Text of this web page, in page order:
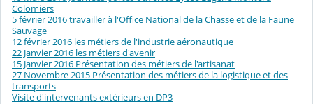
Colomiers
5 février 2016 travailler à l'Office National de la Chasse et de la Faune
Sauvage
12 février 2016 les métiers de l'industrie aéronautique
22 Janvier 2016 les métiers d'avenir
15 Janvier 2016 Présentation des métiers de l'artisanat
27 Novembre 2015 Présentation des métiers de la logistique et des
transports
Visite d'intervenants extérieurs en DP3